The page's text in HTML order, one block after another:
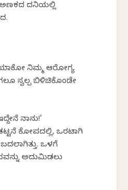
ದನಿಯಲ್ಲಿ
ಯಾಕೋ ನಿಮ್ಮ ಆರೋಗ್ಯ
ಸ್ವಲ್ಪ ಬಿಳಿಚಿಕೊಂಡೇ
ನಾನು!’
ಕೋಪದಲ್ಲಿ, ಒರಟಾಗಿ
ಒಳಗೆ
ಅದುಮಿಡಲು